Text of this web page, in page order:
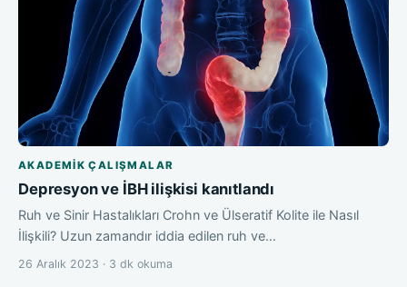
AKADEMIK ÇALIŞMALAR
Depresyon ve İBH ilişkisi kanıtlandı
Ruh ve Sinir Hastalıkları Crohn ve Ülseratif Kolite ile Nasıl
İlişkili? Uzun zamandır iddia edilen ruh ve…
26 Aralık 2023 · 3 dk okuma